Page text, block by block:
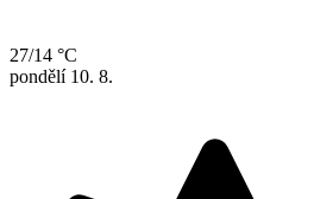
27/14 °C
pondělí 10. 8.